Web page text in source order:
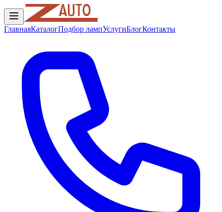
ГлавнаяКаталогПодбор лампУслугиБлогКонтакты